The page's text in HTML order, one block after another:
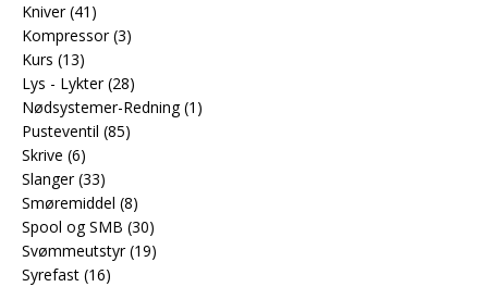
Kniver (41)
Kompressor (3)
Kurs (13)
Lys - Lykter (28)
Nødsystemer-Redning (1)
Pusteventil (85)
Skrive (6)
Slanger (33)
Smøremiddel (8)
Spool og SMB (30)
Svømmeutstyr (19)
Syrefast (16)